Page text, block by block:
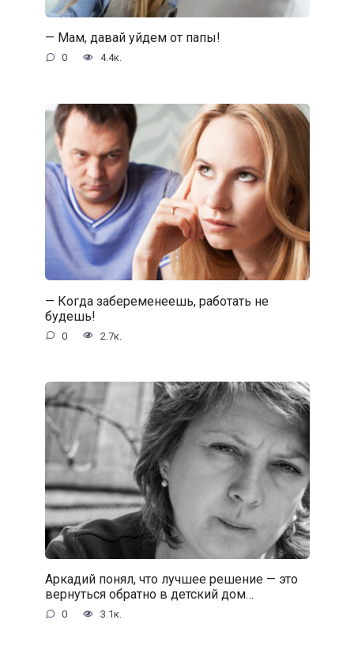
— Мам, давай уйдем от папы!
0 4.4к.
— Когда забеременеешь, работать не
будешь!
0 2.7к.
Аркадий понял, что лучшее решение — это
вернуться обратно в детский дом…
0 3.1к.